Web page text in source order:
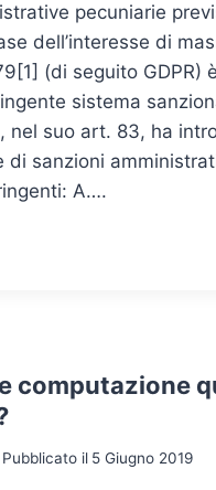
pecuniarie
dell’interesse di
(di seguito GDPR)
sistema
nel suo art. 83, ha
di sanzioni
A….
computazione
Pubblicato il 5 Giugno 2019